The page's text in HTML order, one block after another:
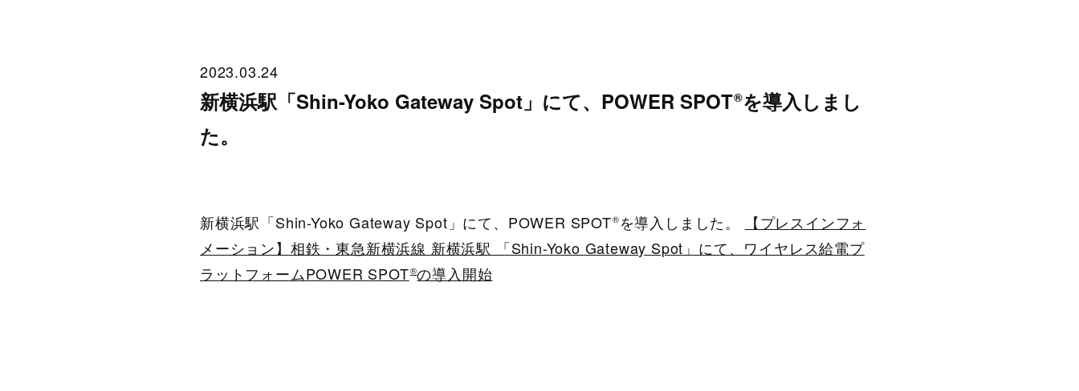
2023.03.24
新横浜駅「Shin-Yoko Gateway Spot」にて、POWER SPOT®を導入しまし
た。
新横浜駅「Shin-Yoko Gateway Spot」にて、POWER SPOT® を導入しました。
【プレスインフォ
メーション】相鉄・東急新横浜線 新横浜駅 「Shin-Yoko Gateway Spot」にて、ワイヤレス給電プ
ラットフォームPOWER SPOT®の導入開始